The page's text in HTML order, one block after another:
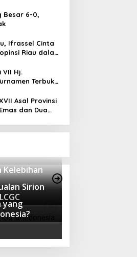
Besar 6-0,
Ifrassel Cinta
Riau dalam
VII Hj.
Terbuka
Asal Provinsi
dan Dua
Kelebihan
Sirion
yang